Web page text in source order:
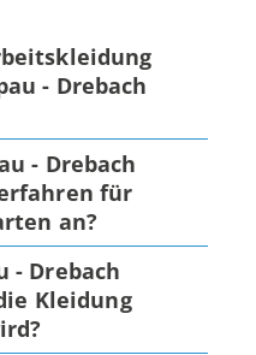
- Drebach
- Drebach
für
an?
- Drebach
Kleidung